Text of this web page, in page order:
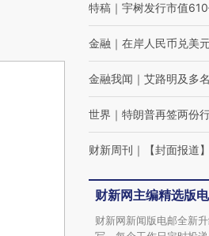
特稿 ｜ 宇树发行市值
金融 ｜ 在岸人民币兑美
金融我闻 ｜ 艾路明及多
世界 ｜ 特朗普再签两份
财新周刊 ｜ 【封面报道
财新网主编精选版
财新网新闻版电邮全新